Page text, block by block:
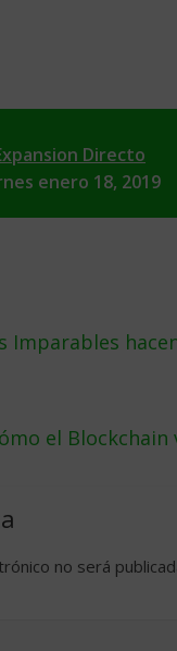
Directo
enero 18, 2019
Imparables
el
no será